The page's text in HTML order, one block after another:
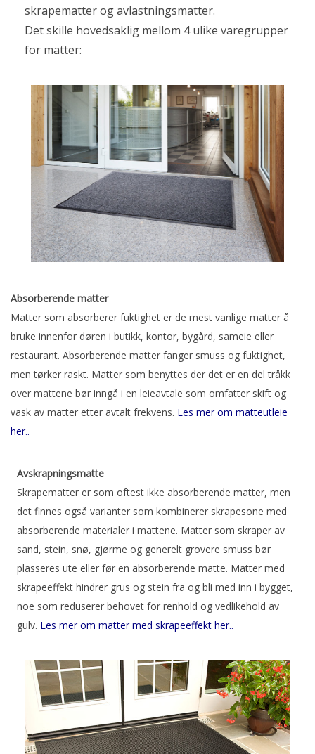
skrapematter og avlastningsmatter.
Det skille hovedsaklig mellom 4 ulike varegrupper
for matter:
Absorberende matter
Matter som absorberer fuktighet er de mest vanlige matter å
bruke innenfor døren i butikk, kontor, bygård, sameie eller
restaurant. Absorberende matter fanger smuss og fuktighet,
men tørker raskt. Matter som benyttes der det er en del tråkk
over mattene bør inngå i en leieavtale som omfatter skift og
vask av matter etter avtalt frekvens. Les mer om matteutleie
her..
Avskrapningsmatte
Skrapematter er som oftest ikke absorberende matter, men
det finnes også varianter som kombinerer skrapesone med
absorberende materialer i mattene. Matter som skraper av
sand, stein, snø, gjørme og generelt grovere smuss bør
plasseres ute eller før en absorberende matte. Matter med
skrapeeffekt hindrer grus og stein fra og bli med inn i bygget,
noe som reduserer behovet for renhold og vedlikehold av
gulv. Les mer om matter med skrapeeffekt her..